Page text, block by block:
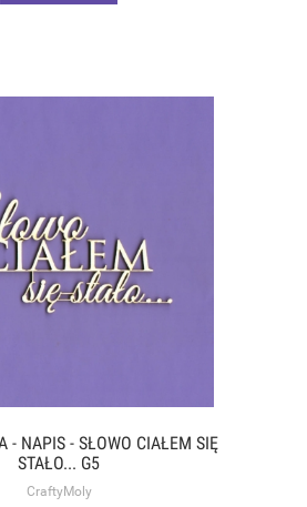
- NAPIS - SŁOWO CIAŁEM SIĘ
STAŁO... G5
CraftyMoly